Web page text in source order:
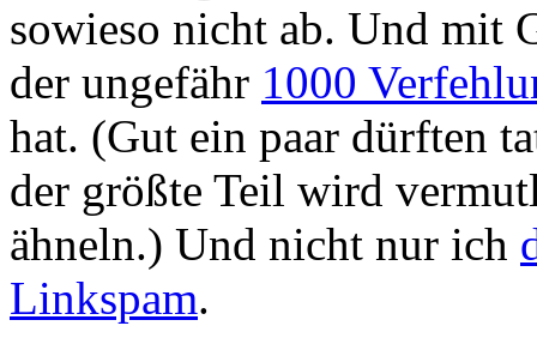
sowieso nicht ab. Und mit
der ungefähr 1000
hat. (Gut ein paar dürften
der größte Teil wird
ähneln.) Und nicht nur ich
Linkspam.